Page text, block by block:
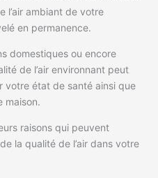
l’air ambiant de votre
en permanence.
domestiques ou encore
de l’air environnant peut
votre état de santé ainsi que
maison.
raisons qui peuvent
la qualité de l’air dans votre